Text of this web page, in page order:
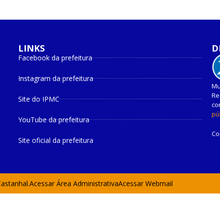
LINKS
Facebook da prefeitura
Instagram da prefeitura
Site do IPMC
YouTube da prefeitura
Site oficial da prefeitura
Acessar Área AdministrativaAcessar Webmail